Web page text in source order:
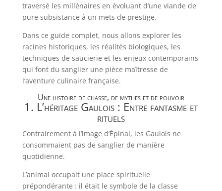
traversé les millénaires en évoluant d’une viande de
pure subsistance à un mets de prestige.
Dans ce guide complet, nous allons explorer les
racines historiques, les réalités biologiques, les
techniques de saucierie et les enjeux contemporains
qui font du sanglier une pièce maîtresse de
l’aventure culinaire française.
Une histoire de chasse, de mythes et de pouvoir
1. L’héritage Gaulois : Entre fantasme et
rituels
Contrairement à l’image d’Épinal, les Gaulois ne
consommaient pas de sanglier de manière
quotidienne.
L’animal occupait une place spirituelle
prépondérante : il était le symbole de la classe